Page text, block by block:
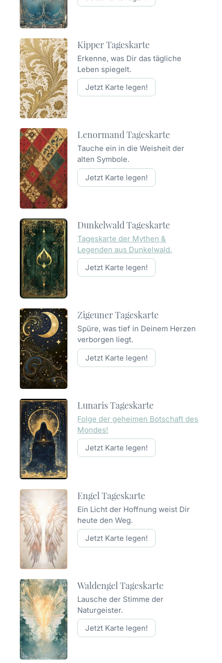
Kipper Tageskarte
Erkenne, was Dir das tägliche
Leben spiegelt.
Jetzt Karte legen!
Lenormand Tageskarte
Tauche ein in die Weisheit der
alten Symbole.
Jetzt Karte legen!
Dunkelwald Tageskarte
Tageskarte der Mythen &
Legenden aus Dunkelwald.
Jetzt Karte legen!
Zigeuner Tageskarte
Spüre, was tief in Deinem Herzen
verborgen liegt.
Jetzt Karte legen!
Lunaris Tageskarte
Folge der geheimen Botschaft des
Mondes!
Jetzt Karte legen!
Engel Tageskarte
Ein Licht der Hoffnung weist Dir
heute den Weg.
Jetzt Karte legen!
Waldengel Tageskarte
Lausche der Stimme der
Naturgeister.
Jetzt Karte legen!